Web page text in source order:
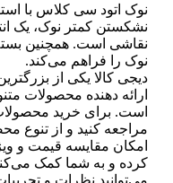
نوک اتود سی کلاس با
نشکستن کمتر نوک، یک
نقاشی است. همچنین بسته
نوک را فراهم می‌کند.
دیجی کالا یکی از
ارائه دهنده محصولات
است. برای خرید
مراجعه کنید و از تنوع
امکان مقایسه قیمت و
کرده و به شما کمک
می‌توانید نظرات و